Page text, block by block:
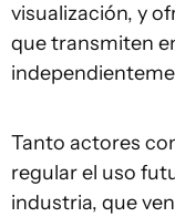
visualización, y
que transmiten
Tanto actores
regular el uso
industria, que